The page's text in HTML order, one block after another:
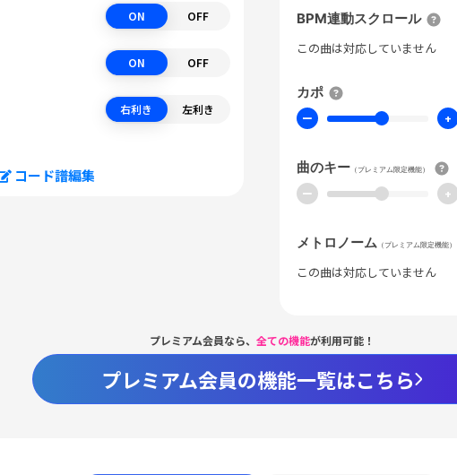
ON OFF
ON OFF
右利き 左利き
コード譜編集
BPM連動スクロール
この曲は対応していません
カポ
ー +
曲のキー （プレミアム限定機能）
ー +
メトロノーム （プレミアム限定機能）
この曲は対応していません
プレミアム会員なら、 全ての機能が利用可能！
プレミアム会員の機能一覧はこちら